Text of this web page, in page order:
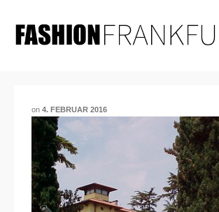
on 4. FEBRUAR 2016